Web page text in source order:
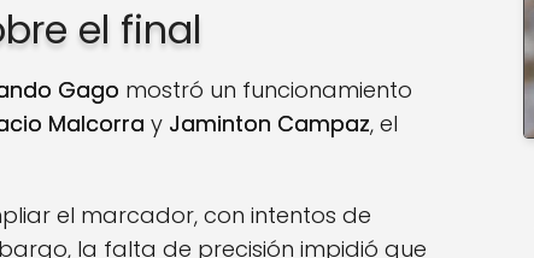
el final
Gago mostró un funcionamiento
Malcorra y Jaminton Campaz, el
el marcador, con intentos de
la falta de precisión impidió que